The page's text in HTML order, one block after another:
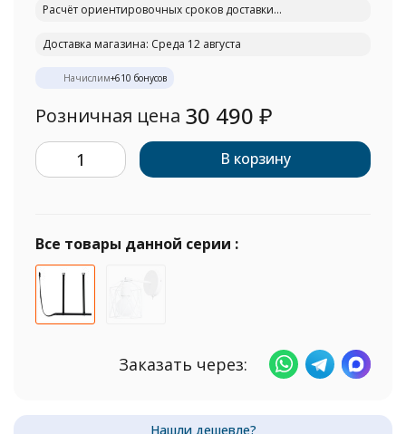
Расчёт ориентировочных сроков доставки...
Доставка магазина: Среда 12 августа
Начислим+610 бонусов
Розничная цена 30 490 ₽
В корзину
Все товары данной серии :
Заказать через: